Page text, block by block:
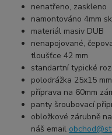
nenatřeno, zaskleno
namontováno 4mm
materiál masiv DUB
nenapojované,
tloušťce 42 mm
standartní typické
polodrážka 25x15 mm
příprava na 60mm
panty šroubovací
obložkové zárubně
náš email